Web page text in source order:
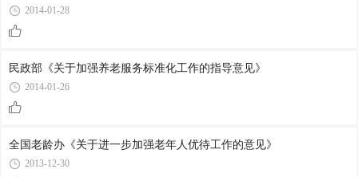
2014-01-28
民政部《关于加强养老服务标准化工作的指导意见》
2014-01-26
全国老龄办《关于进一步加强老年人优待工作的意见》
2013-12-30